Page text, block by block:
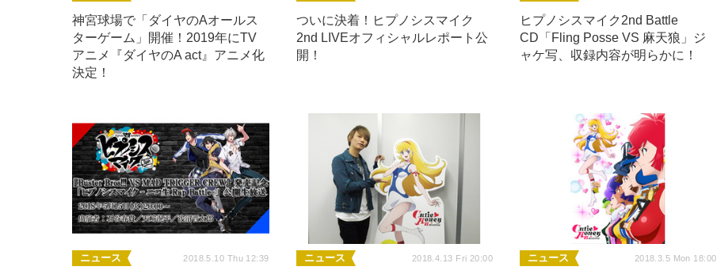
神宮球場で「ダイヤのAオールス
ターゲーム」開催！2019年にTV
アニメ『ダイヤのA act』アニメ化
決定！
ついに決着！ヒプノシスマイク
2nd LIVEオフィシャルレポート公
開！
ヒプノシスマイク2nd Battle
CD「Fling Posse VS 麻天狼」ジ
ャケ写、収録内容が明らかに！
ニュース 2018.5.10 Thu 12:39 ニュース 2018.4.13 Fri 20:00 ニュース 2018.3.5 Mon 18:00